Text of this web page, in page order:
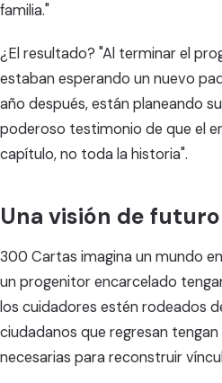
familia."
¿El resultado? "Al terminar el
estaban esperando un nuevo
año después, están planeando
poderoso testimonio de que el
capítulo, no toda la historia".
Una visión de futuro
300 Cartas imagina un mundo
un progenitor encarcelado
los cuidadores estén rodeados
ciudadanos que regresan
necesarias para reconstruir